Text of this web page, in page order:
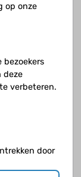
van
op onze
bezoekers
deze
verbeteren.
door